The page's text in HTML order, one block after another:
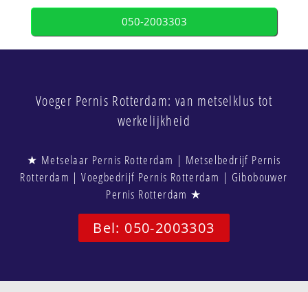
050-2003303
Voeger Pernis Rotterdam: van metselklus tot
werkelijkheid
★ Metselaar Pernis Rotterdam | Metselbedrijf Pernis
Rotterdam | Voegbedrijf Pernis Rotterdam | Gibobouwer
Pernis Rotterdam ★
Bel: 050-2003303